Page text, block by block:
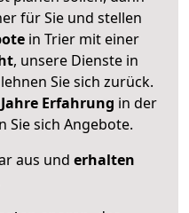
für Sie und stellen
in Trier mit einer
, unsere Dienste in
Sie sich zurück.
Erfahrung in der
Sie sich Angebote.
aus und erhalten